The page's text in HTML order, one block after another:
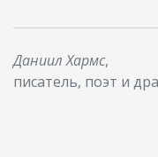
Даниил Хармс,
писатель, поэт и